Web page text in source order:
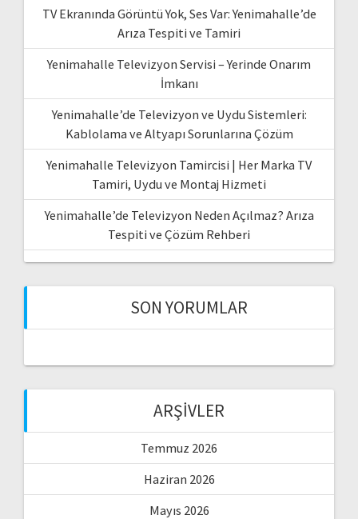
TV Ekranında Görüntü Yok, Ses Var: Yenimahalle’de
Arıza Tespiti ve Tamiri
Yenimahalle Televizyon Servisi – Yerinde Onarım
İmkanı
Yenimahalle’de Televizyon ve Uydu Sistemleri:
Kablolama ve Altyapı Sorunlarına Çözüm
Yenimahalle Televizyon Tamircisi | Her Marka TV
Tamiri, Uydu ve Montaj Hizmeti
Yenimahalle’de Televizyon Neden Açılmaz? Arıza
Tespiti ve Çözüm Rehberi
SON YORUMLAR
ARŞIVLER
Temmuz 2026
Haziran 2026
Mayıs 2026